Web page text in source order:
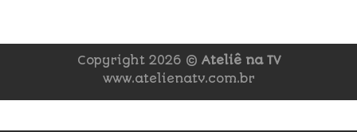
Copyright 2026 © Ateliê na TV
www.atelienatv.com.br